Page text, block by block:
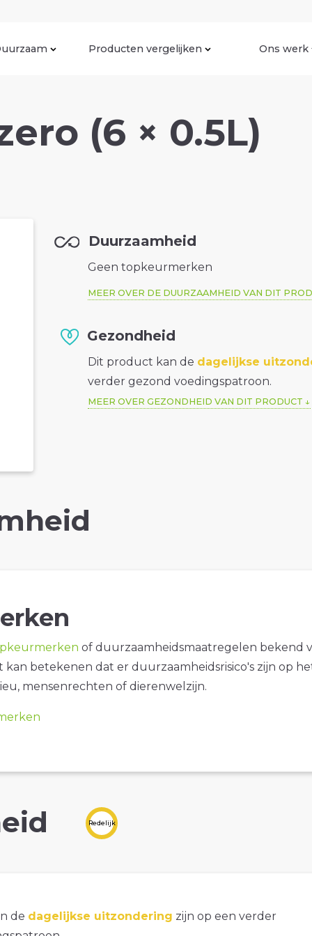
Producten vergelijken Ons werk
(6 × 0.5L)
Duurzaamheid
Geen topkeurmerken
MEER OVER DE DUURZAAMHEID VAN DIT
Gezondheid
Dit product kan de dagelijkse
verder gezond voedingspatroon.
MEER OVER GEZONDHEID VAN DIT PRODUCT
of duurzaamheidsmaatregelen bekend
kan betekenen dat er duurzaamheidsrisico's zijn op
mensenrechten of dierenwelzijn.
Redelijk
de dagelijkse uitzondering zijn op een verder